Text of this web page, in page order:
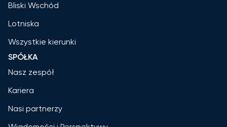
Bliski Wschód
Lotniska
Wszystkie kierunki
SPÓŁKA
Nasz zespół
Kariera
Nasi partnerzy